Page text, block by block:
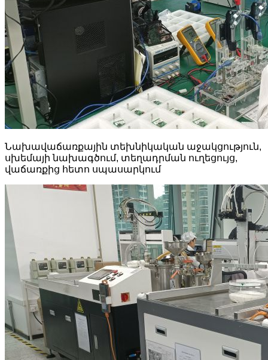
Նախավաճառքային տեխնիկական աջակցություն,
սխեմայի նախագծում, տեղադրման ուղեցույց,
վաճառքից հետո սպասարկում